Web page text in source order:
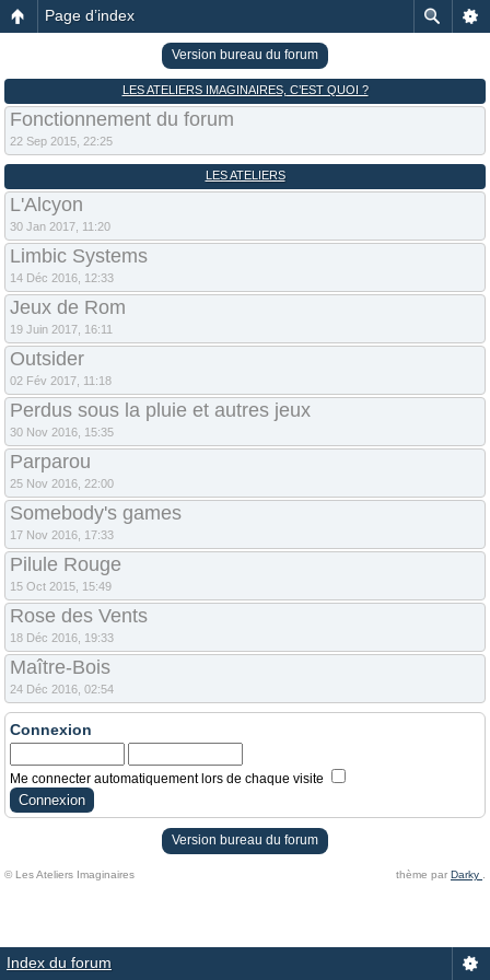
Page d’index
Version bureau du forum
LES ATELIERS IMAGINAIRES, C’EST QUOI ?
Fonctionnement du forum
22 Sep 2015, 22:25
LES ATELIERS
L'Alcyon
30 Jan 2017, 11:20
Limbic Systems
14 Déc 2016, 12:33
Jeux de Rom
19 Juin 2017, 16:11
Outsider
02 Fév 2017, 11:18
Perdus sous la pluie et autres jeux
30 Nov 2016, 15:35
Parparou
25 Nov 2016, 22:00
Somebody's games
17 Nov 2016, 17:33
Pilule Rouge
15 Oct 2015, 15:49
Rose des Vents
18 Déc 2016, 19:33
Maître-Bois
24 Déc 2016, 02:54
Connexion
Me connecter automatiquement lors de chaque visite
Version bureau du forum
© Les Ateliers Imaginaires thème par Darky
Index du forum